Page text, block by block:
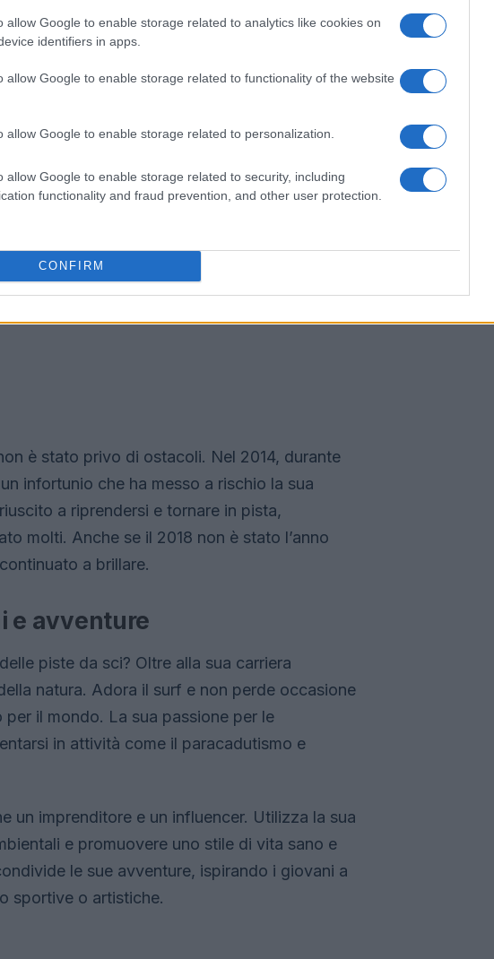
allow Google to enable storage related to analytics like cookies on
identifiers in apps.
allow Google to enable storage related to functionality of the website
allow Google to enable storage related to personalization.
allow Google to enable storage related to security, including
functionality and fraud prevention, and other user protection.
CONFIRM
che ha brillato di più, portando a casa due
libera è stata un momento culminante non
norvegese.
è stato privo di ostacoli. Nel 2014, durante
infortunio che ha messo a rischio la sua
a riprendersi e tornare in pista,
molti. Anche se il 2018 non è stato l’anno
a brillare.
e avventure
piste da sci? Oltre alla sua carriera
natura. Adora il surf e non perde occasione
il mondo. La sua passione per le
in attività come il paracadutismo e
un imprenditore e un influencer. Utilizza la sua
e promuovere uno stile di vita sano e
le sue avventure, ispirando i giovani a
sportive o artistiche.